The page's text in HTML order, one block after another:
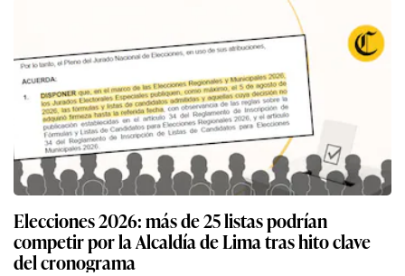
Elecciones 2026: más de 25 listas podrían
competir por la Alcaldía de Lima tras hito clave
del cronograma